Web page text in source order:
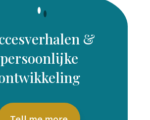
&
persoonlijke